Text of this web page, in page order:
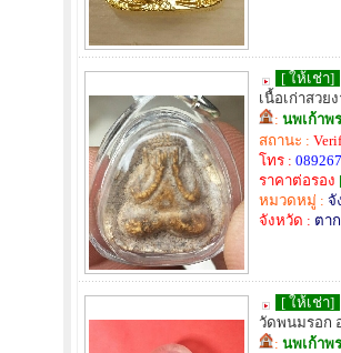
[ ให้เช่า]
เนื้อเก่าสวย
: นพเก้าพ
สถานะ :
โทร :
ราคาต่อรอง
หมวดหมู่ : จั
จังหวัด : ตาก
[ ให้เช่า]
วัดพนมรอก
: นพเก้าพ